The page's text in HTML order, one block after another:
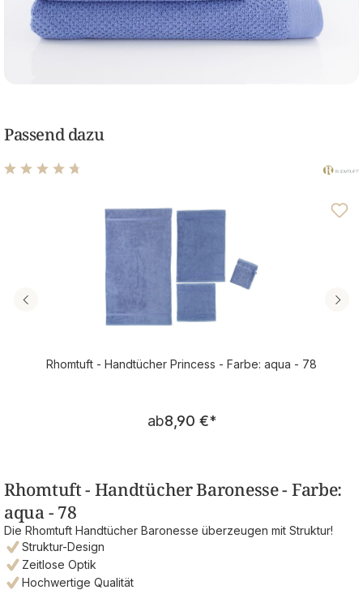
Passend dazu
Rhomtuft - Handtücher Princess - Farbe: aqua - 78
Regulärer Preis:
ab8,90 €*
Rhomtuft - Handtücher Baronesse - Farbe:
aqua - 78
Die Rhomtuft Handtücher Baronesse überzeugen mit Struktur!
Struktur-Design
Zeitlose Optik
Hochwertige Qualität